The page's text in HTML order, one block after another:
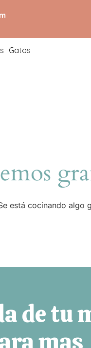
Gatos
está cocinando algo
de tu
mas